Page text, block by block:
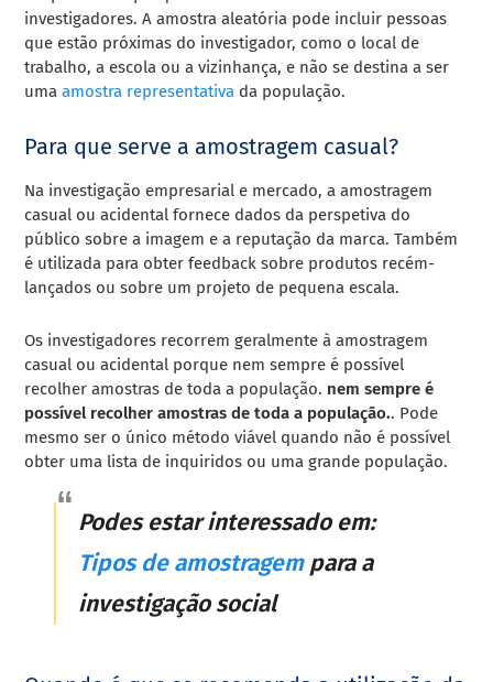
investigadores. A amostra aleatória pode incluir pessoas
que estão próximas do investigador, como o local de
trabalho, a escola ou a vizinhança, e não se destina a ser
umaamostra representativa da população.
Para que serve a amostragem casual?
Na investigação empresarial e mercado, a amostragem
casual ou acidental fornece dados da perspetiva do
público sobre a imagem e a reputação da marca. Também
é utilizada para obter feedback sobre produtos recém-
lançados ou sobre um projeto de pequena escala.
Os investigadores recorrem geralmente à amostragem
casual ou acidental porque nem sempre é possível
recolher amostras de toda a população. nem sempre é
possível recolher amostras de toda a população.. Pode
mesmo ser o único método viável quando não é possível
obter uma lista de inquiridos ou uma grande população.
Podes estar interessado em:
Tipos de amostragempara a
investigação social